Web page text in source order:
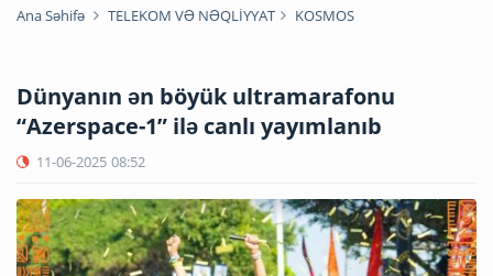
Ana Səhifə TELEKOM VƏ NƏQLİYYAT KOSMOS
Dünyanın ən böyük ultramarafonu
“Azerspace-1” ilə canlı yayımlanıb
11-06-2025 08:52